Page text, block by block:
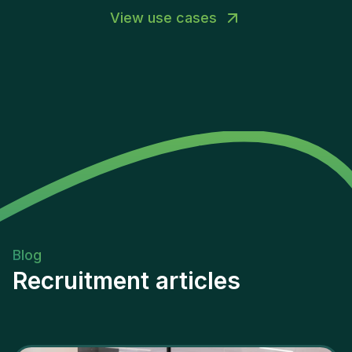
View use cases
Blog
Recruitment articles